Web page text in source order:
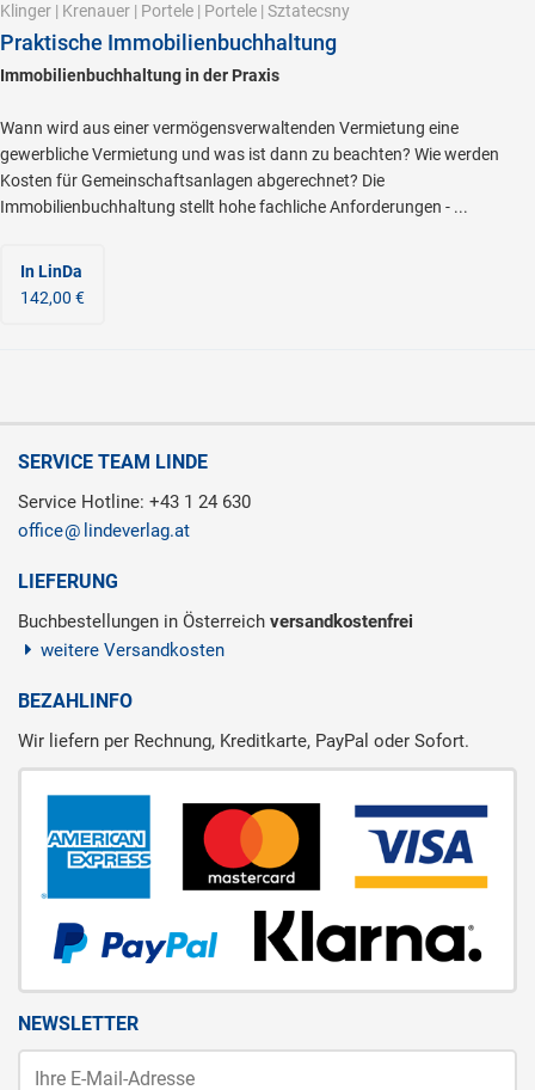
Klinger | Krenauer | Portele | Portele | Sztatecsny
Praktische Immobilienbuchhaltung
Immobilienbuchhaltung in der Praxis
Wann wird aus einer vermögensverwaltenden Vermietung eine
gewerbliche Vermietung und was ist dann zu beachten? Wie werden
Kosten für Gemeinschaftsanlagen abgerechnet? Die
Immobilienbuchhaltung stellt hohe fachliche Anforderungen - ...
In LinDa
142,00 €
SERVICE TEAM LINDE
Service Hotline: +43 1 24 630
office
lindeverlag.at
LIEFERUNG
Buchbestellungen in Österreich versandkostenfrei
weitere Versandkosten
BEZAHLINFO
Wir liefern per Rechnung, Kreditkarte, PayPal oder Sofort.
NEWSLETTER